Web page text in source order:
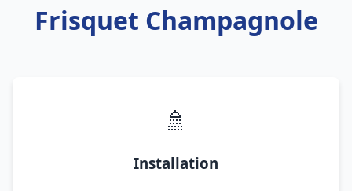
Frisquet Champagnole
🚿
Installation